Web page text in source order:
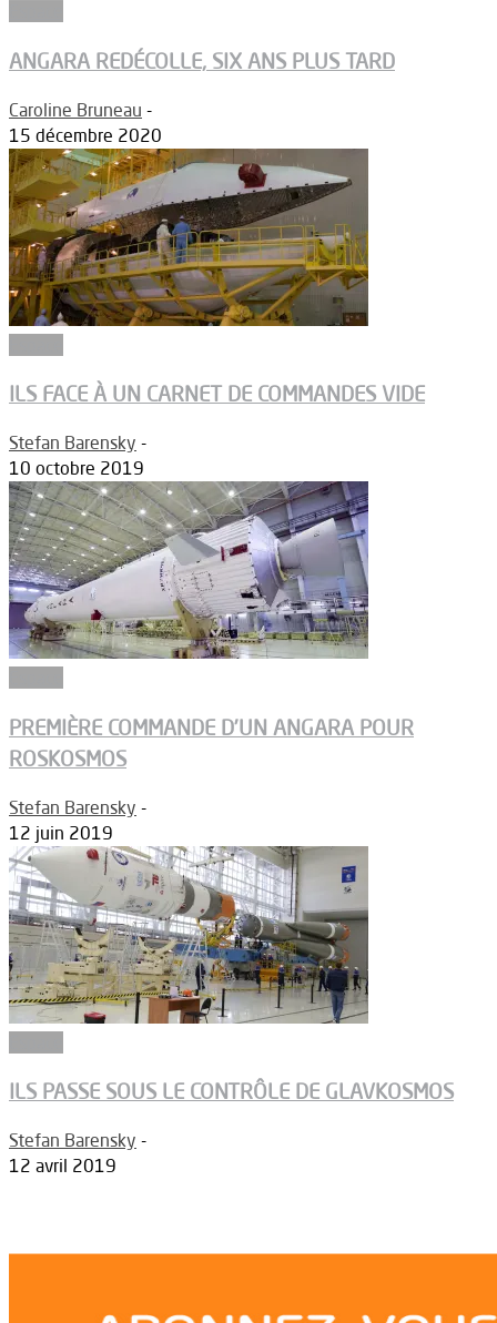
ANGARA REDÉCOLLE, SIX ANS PLUS TARD
Caroline Bruneau -
15 décembre 2020
ILS FACE À UN CARNET DE COMMANDES VIDE
Stefan Barensky -
10 octobre 2019
PREMIÈRE COMMANDE D’UN ANGARA POUR
ROSKOSMOS
Stefan Barensky -
12 juin 2019
ILS PASSE SOUS LE CONTRÔLE DE GLAVKOSMOS
Stefan Barensky -
12 avril 2019